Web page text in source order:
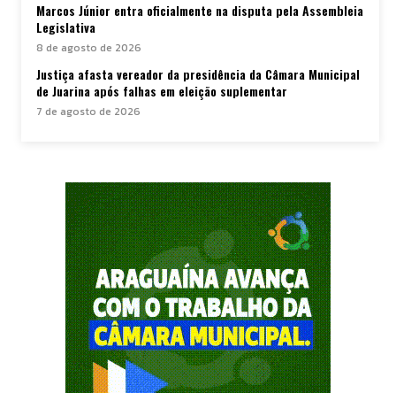
Marcos Júnior entra oficialmente na disputa pela Assembleia
Legislativa
8 de agosto de 2026
Justiça afasta vereador da presidência da Câmara Municipal
de Juarina após falhas em eleição suplementar
7 de agosto de 2026